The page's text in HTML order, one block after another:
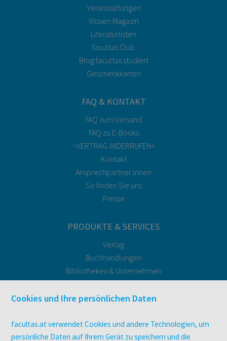
Veranstaltungen
Wissen Magazin
Literaturlisten
facultas Club
Blog facultas.studiert
Geschenkkarten
FAQ & KONTAKT
FAQ zum Versand
FAQ zu E-Books
>VERTRAG WIDERRUFEN<
Kontakt
Ansprechpartner:innen
So finden Sie uns
Presse
PRODUKTE & SERVICES
Verlag
Buchhandlungen
Bibliotheken & Unternehmen
facultas Bindeservice
Druckerei facultas druckt.
Zeitschriften
Digitale Angebote
Cookies und Ihre persönlichen Daten
facultas.at verwendet Cookies und andere Technologien, um
persönliche Daten auf Ihrem Gerät zu speichern und die